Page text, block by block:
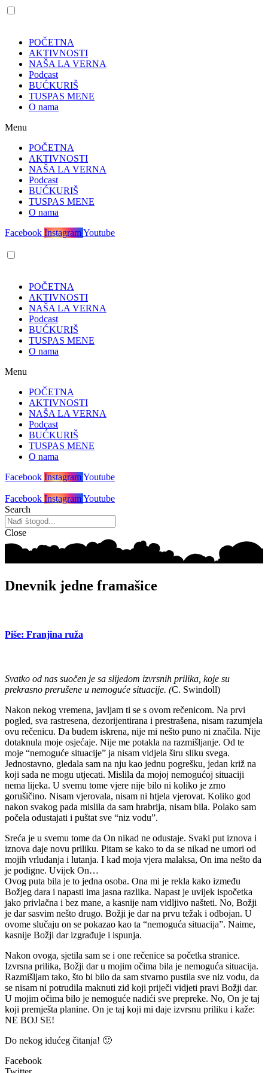
POČETNA
AKTIVNOSTI
NAŠA LA VERNA
Podcast
BUĆKURIŠ
TUSPAS MENE
O nama
Menu
POČETNA
AKTIVNOSTI
NAŠA LA VERNA
Podcast
BUĆKURIŠ
TUSPAS MENE
O nama
Facebook InstagramYoutube
POČETNA
AKTIVNOSTI
NAŠA LA VERNA
Podcast
BUĆKURIŠ
TUSPAS MENE
O nama
Menu
POČETNA
AKTIVNOSTI
NAŠA LA VERNA
Podcast
BUĆKURIŠ
TUSPAS MENE
O nama
Facebook InstagramYoutube
Facebook InstagramYoutube
Search
Close
Dnevnik jedne framašice
Piše: Franjina ruža
Svatko od nas suočen je sa slijedom izvrsnih prilika, koje su
prekrasno prerušene u nemoguće situacije. (C. Swindoll)
Nakon nekog vremena, javljam ti se s ovom rečenicom. Na prvi
pogled, sva rastresena, dezorijentirana i prestrašena, nisam razumjela
ovu rečenicu. Da budem iskrena, nije mi nešto puno ni značila. Nije
dotaknula moje osjećaje. Nije me potakla na razmišljanje. Od te
moje “nemoguće situacije” ja nisam vidjela širu sliku svega.
Jednostavno, gledala sam na nju kao jednu pogrešku, jedan križ na
koji sada ne mogu utjecati. Mislila da mojoj nemogućoj situaciji
nema lijeka. U svemu tome vjere nije bilo ni koliko je zrno
gorušičino. Nisam vjerovala, nisam ni htjela vjerovat. Koliko god
nakon svakog pada mislila da sam hrabrija, nisam bila. Polako sam
počela odustajati i puštat sve “niz vodu”.
Sreća je u svemu tome da On nikad ne odustaje. Svaki put iznova i
iznova daje novu priliku. Pitam se kako to da se nikad ne umori od
mojih vrludanja i lutanja. I kad moja vjera malaksa, On ima nešto da
je podigne. Uvijek On…
Ovog puta bila je to jedna osoba. Ona mi je rekla kako između
Božjeg dara i napasti ima jasna razlika. Napast je uvijek ispočetka
jako privlačna i bez mane, a kasnije nam vidljivo našteti. No, Božji
je dar sasvim nešto drugo. Božji je dar na prvu težak i odbojan. U
ovome slučaju on se pokazao kao ta “nemoguća situacija”. Naime,
kasnije Božji dar izgrađuje i ispunja.
Nakon ovoga, sjetila sam se i one rečenice sa početka stranice.
Izvrsna prilika, Božji dar u mojim očima bila je nemoguća situacija.
Razmišljam tako, što bi bilo da sam stvarno pustila sve niz vodu, da
se nisam ni potrudila maknuti zid koji priječi vidjeti pravi Božji dar.
U mojim očima bilo je nemoguće nadići sve prepreke. No, On je taj
koji premješta planine. On je taj koji mi daje izvrsnu priliku i kaže:
NE BOJ SE!
Do nekog idućeg čitanja! 🙂
Facebook